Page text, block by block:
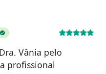
Vânia pelo
profissional